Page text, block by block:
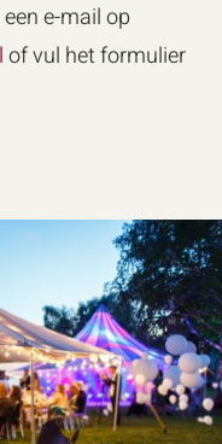
e-mail op
of vul het formulier